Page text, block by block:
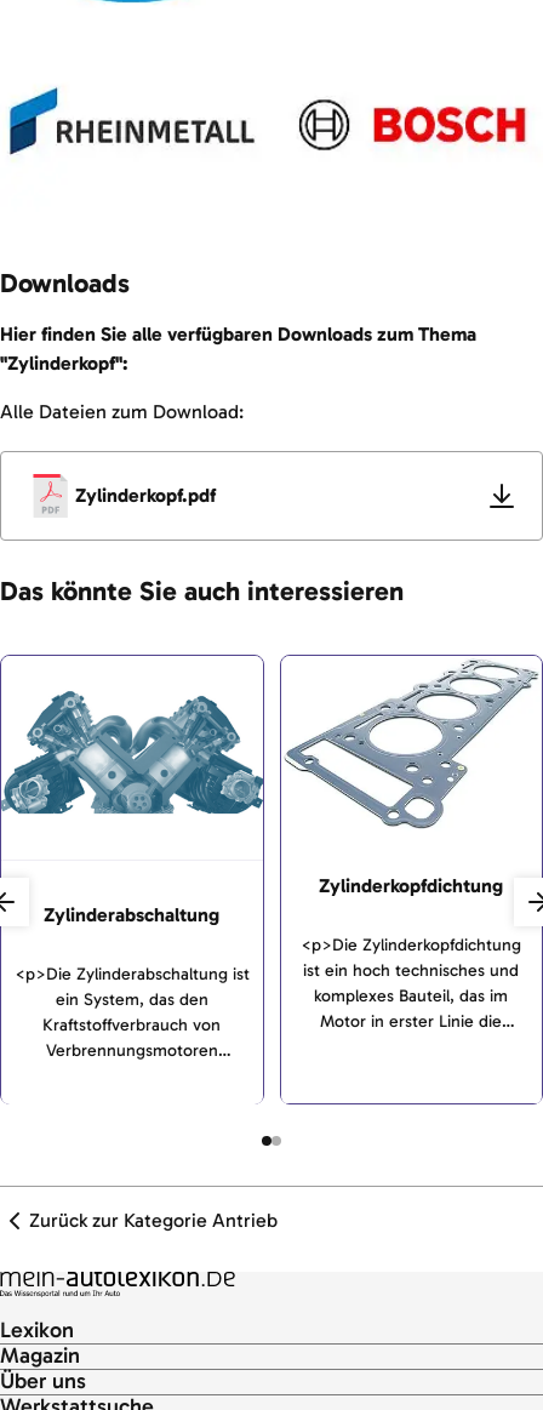
Downloads
Hier finden Sie alle verfügbaren Downloads zum Thema
"Zylinderkopf":
Alle Dateien zum Download:
Zylinderkopf.pdf
Das könnte Sie auch interessieren
Zylinderabschaltung
<p>Die Zylinderabschaltung ist
ein System, das den
Kraftstoffverbrauch von
Verbrennungsmotoren
Zylinderkopfdichtung
<p>Die Zylinderkopfdichtung
ist ein hoch technisches und
komplexes Bauteil, das im
Motor in erster Linie die
Zurück zur Kategorie Antrieb
Lexikon
Magazin
Über uns